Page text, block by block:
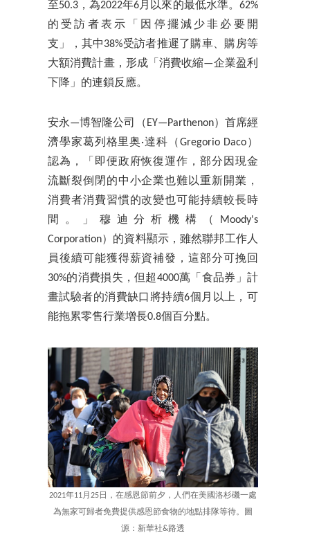
至50.3，為2022年6月以來的最低水準。62%
的受訪者表示「因停擺減少非必要開
支」，其中38%受訪者推遲了購車、購房等
大額消費計畫，形成「消費收縮—企業盈利
下降」的連鎖反應。
安永—博智隆公司（EY—Parthenon）首席經
濟學家葛列格里奥·達科（Gregorio Daco）
認為，「即便政府恢復運作，部分因現金
流斷裂倒閉的中小企業也難以重新開業，
消費者消費習慣的改變也可能持續較長時
間。」穆迪分析機構（Moody's
Corporation）的資料顯示，雖然聯邦工作人
員後續可能獲得薪資補發，這部分可挽回
30%的消費損失，但超4000萬「食品券」計
畫試驗者的消費缺口將持續6個月以上，可
能拖累零售行業增長0.8個百分點。
2021年11月25日，在感恩節前夕，人們在美國洛杉磯一處
為無家可歸者免費提供感恩節食物的地點排隊等待。圖
源：新華社&路透